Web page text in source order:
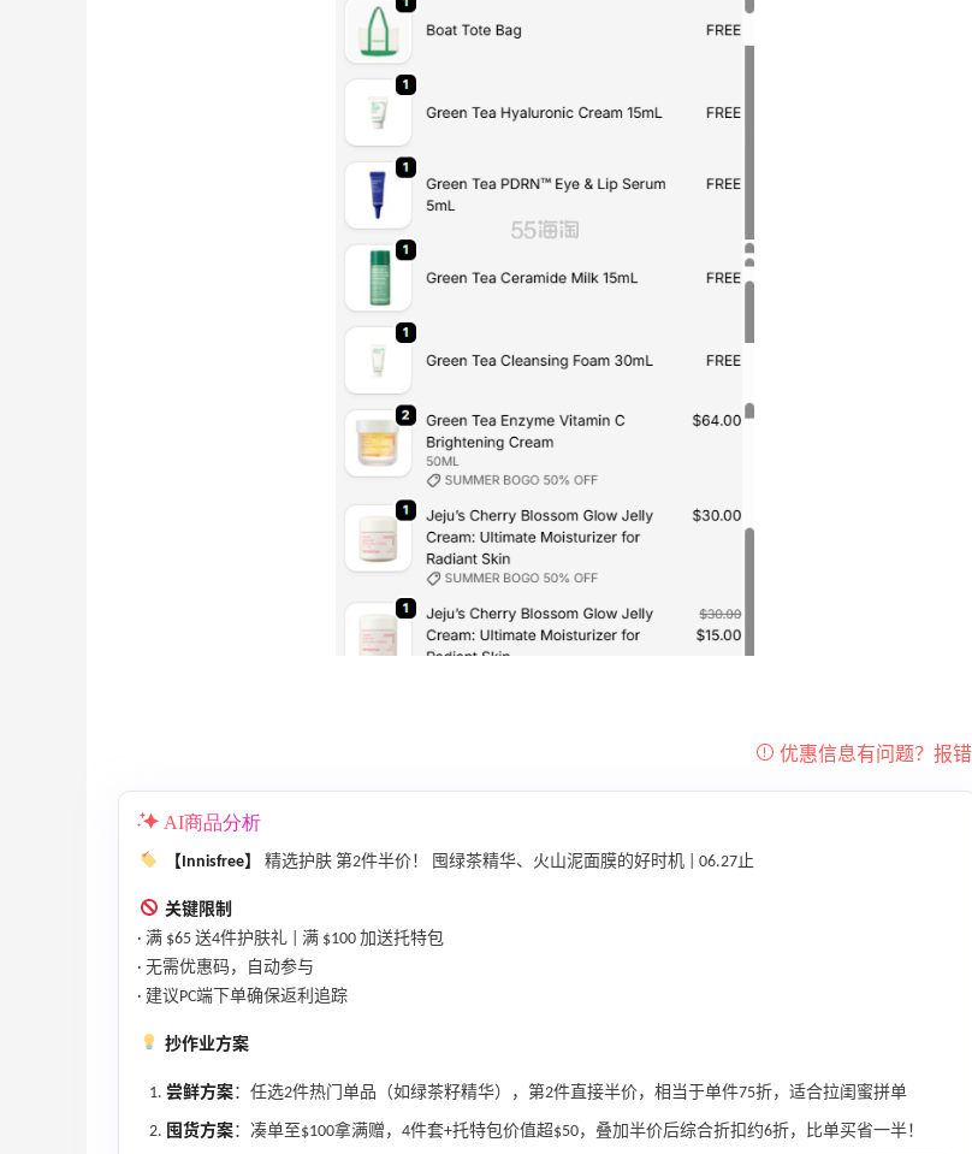
AI商品分析
【Innisfree】 精选护肤 第2件半价！ 囤绿茶精华、火山泥面膜的好时机 | 06.27止
关键限制
· 满 $65 送4件护肤礼 | 满 $100 加送托特包
· 无需优惠码，自动参与
· 建议PC端下单确保返利追踪
抄作业方案
尝鲜方案：任选2件热门单品（如绿茶籽精华），第2件直接半价，相当于单件75折，适合拉闺蜜拼单
囤货方案：凑单至$100拿满赠，4件套+托特包价值超$50，叠加半价后综合折扣约6折，比单买省一半！
淘必看
Bloomingdales：时尚热卖！入手珑骧、
每满$100返$25礼卡
Bloomingdales
iHerb ：88全球好物节！选购日常保健、
健身补剂、护肤洗护等
无门槛7.5折
iHerb
Macy's：美妆精选10日闪促 低至5折+免
关注兰蔻、雅诗兰黛等 每日更新
Columbia Sportswear
享9折优惠
10天9小时
Mytheresa：折扣区时尚上新热卖 关注
享额外9折